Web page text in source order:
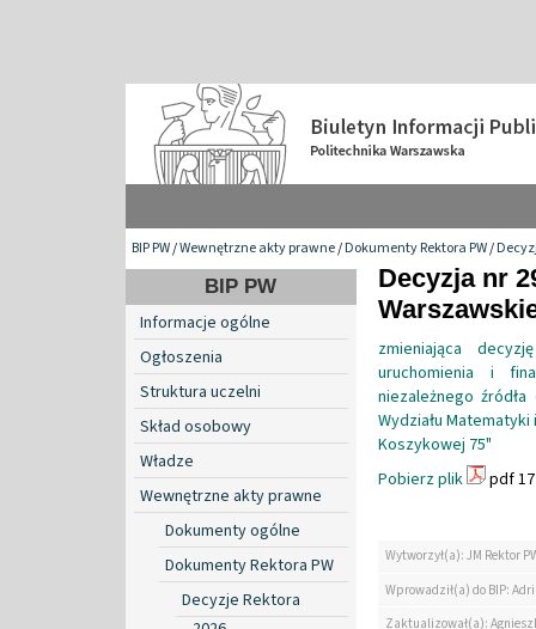
BIP PW/Wewnętrzne akty prawne/Dokumenty Rektora PW/
BIP PW
Informacje ogólne
Ogłoszenia
Struktura uczelni
Skład osobowy
Władze
Wewnętrzne akty prawne
Dokumenty ogólne
Dokumenty Rektora PW
Decyzje Rektora
Decyzja nr
zmieniająca
uruchomienia i
niezależnego
Wydziału
Koszykowej 75"
Pobierz plik
pdf
Wytworzył(a): JM Rektor
Wprowadził(a) do BIP:
Zaktualizował(a):